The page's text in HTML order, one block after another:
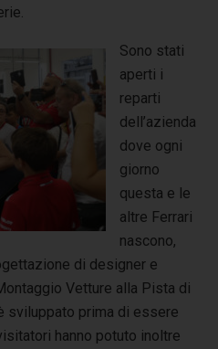
Sono stati
aperti i
reparti
dell’azienda
dove ogni
giorno
questa e le
altre Ferrari
nascono,
di designer e
Vetture alla Pista di
sviluppato prima di essere
hanno potuto inoltre